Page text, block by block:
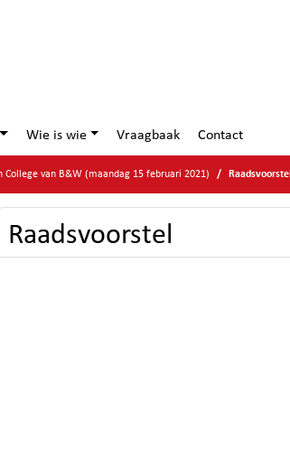
Wie is wie Vraagbaak Contact
College van B&W (maandag 15 februari 2021) Raadsvoorstel
Raadsvoorstel